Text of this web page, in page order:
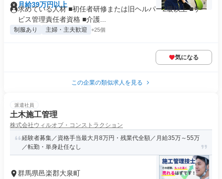
月給39万円以上
求めている人材 ■初任者研修または旧ヘルパー2級以上 ■サー
ビス管理責任者資格 ■介護...
制服あり 主婦・主夫歓迎 +25個
気になる
この企業の類似求人を見る
派遣社員
土木施工管理
株式会社ウィルオブ・コンストラクション
経験者募集／資格手当最大月8万円・残業代全額／月給35万～55万
／転勤・単身赴任なし
群馬県邑楽郡大泉町